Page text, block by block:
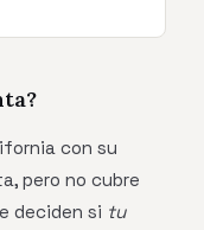
con su
pero no cubre
deciden si tu